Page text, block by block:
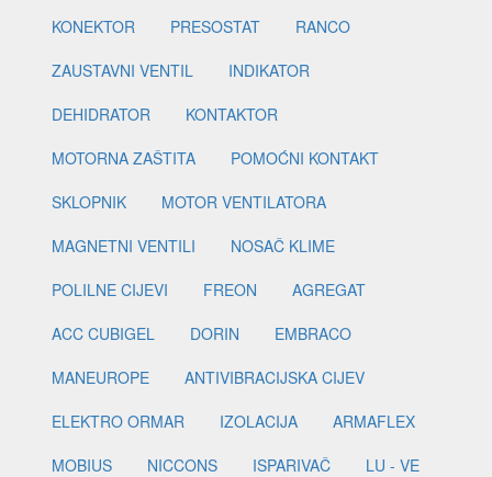
KONEKTOR
PRESOSTAT
RANCO
ZAUSTAVNI VENTIL
INDIKATOR
DEHIDRATOR
KONTAKTOR
MOTORNA ZAŠTITA
POMOĆNI KONTAKT
SKLOPNIK
MOTOR VENTILATORA
MAGNETNI VENTILI
NOSAČ KLIME
POLILNE CIJEVI
FREON
AGREGAT
ACC CUBIGEL
DORIN
EMBRACO
MANEUROPE
ANTIVIBRACIJSKA CIJEV
ELEKTRO ORMAR
IZOLACIJA
ARMAFLEX
MOBIUS
NICCONS ISPARIVAČ
LU - VE